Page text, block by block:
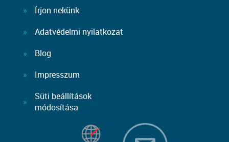
Írjon nekünk
Adatvédelmi nyilatkozat
Blog
Impresszum
Süti beállítások
módosítása